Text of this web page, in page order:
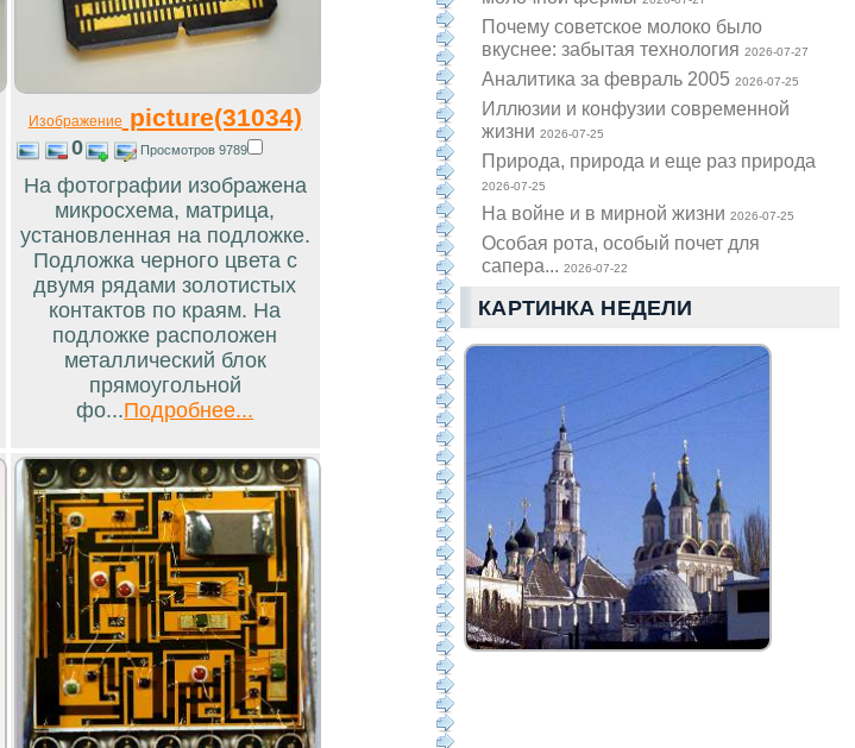
Почему советское молоко было
вкуснее: забытая технология2026-07-27
Аналитика за февраль 20052026-07-25
Иллюзии и конфузии современной
жизни2026-07-25
Природа, природа и еще раз природа
2026-07-25
На войне и в мирной жизни2026-07-25
Особая рота, особый почет для
сапера...2026-07-22
КАРТИНКА НЕДЕЛИ
Изображение picture(31034)
0 Просмотров 9789
На фотографии изображена
микросхема, матрица,
установленная на подложке.
Подложка черного цвета с
двумя рядами золотистых
контактов по краям. На
подложке расположен
металлический блок
прямоугольной
фо...Подробнее...